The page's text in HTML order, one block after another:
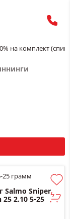
Salmo Sniper
2.10 5-25